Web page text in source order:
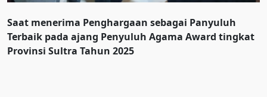
Saat menerima Penghargaan sebagai Panyuluh
Terbaik pada ajang Penyuluh Agama Award tingkat
Provinsi Sultra Tahun 2025